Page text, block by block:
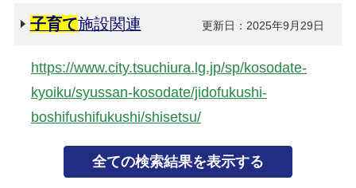
子育て施設関連 更新日：2025年9月29日
https://www.city.tsuchiura.lg.jp/sp/kosodate-
kyoiku/syussan-kosodate/jidofukushi-
boshifushifukushi/shisetsu/